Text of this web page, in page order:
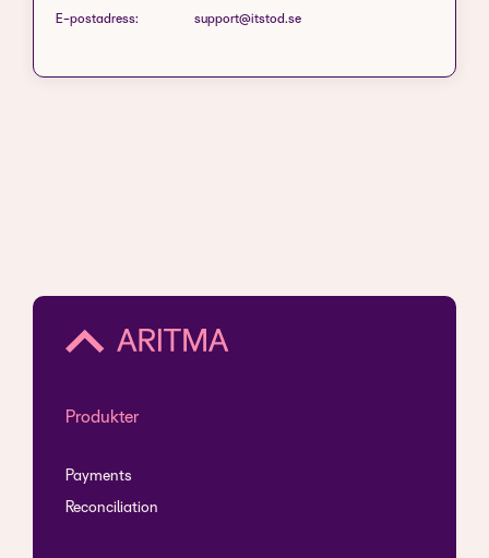
E-postadress: support@itstod.se
Produkter
Payments
Reconciliation